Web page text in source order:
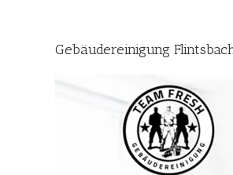
Gebäudereinigung